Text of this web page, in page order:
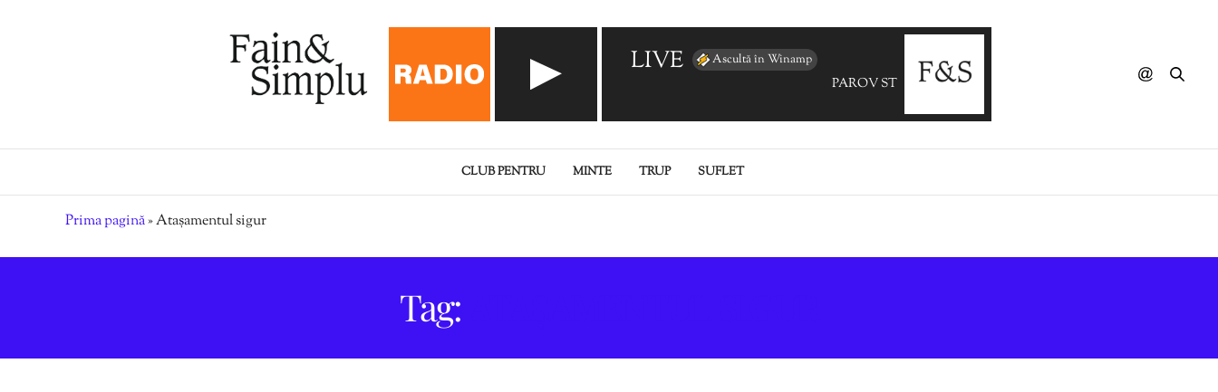
LIVE Ascultă în Winamp
PAROV STELAR - When I Find My Love (ANDUZE)
CLUB PENTRU MINTE TRUP SUFLET
Prima pagină»Atașamentul sigur
Tag: